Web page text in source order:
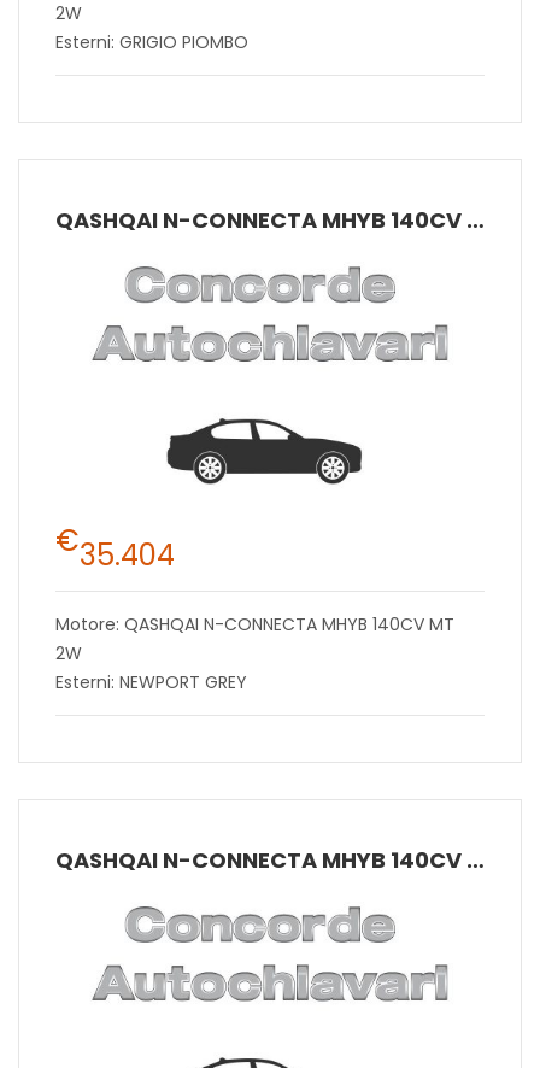
2W
Esterni: GRIGIO PIOMBO
QASHQAI N-CONNECTA MHYB 140CV MT 2W
€35.404
Motore: QASHQAI N-CONNECTA MHYB 140CV MT
2W
Esterni: NEWPORT GREY
QASHQAI N-CONNECTA MHYB 140CV MT 2W